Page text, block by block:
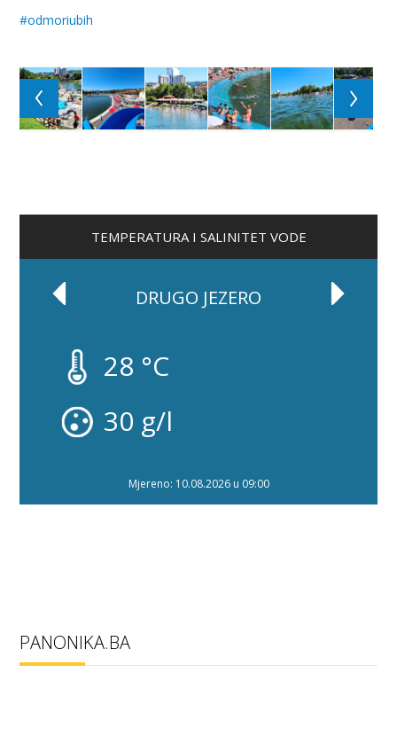
#odmoriubih
TEMPERATURA I SALINITET VODE
DRUGO JEZERO
28 °C
30 g/l
Mjereno: 10.08.2026 u 09:00
PANONIKA.BA